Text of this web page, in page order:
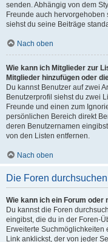
senden. Abhängig von dem
Freunde auch
siehst du seine Beiträge
Nach oben
Wie kann ich Mitglieder zur
Mitglieder hinzufügen oder
Du kannst Benutzer auf zwei
Benutzerprofil siehst du zwei
Freunde und einen zum
persönlichen Bereich direkt
deren Benutzernamen
von den Listen entfernen.
Nach oben
Die Foren durchsuchen
Wie kann ich ein Forum
Du kannst die Foren
eingibst, die du in der Foren-
Erweiterte Suchmöglichkeiten
Link anklickst, der von jeder